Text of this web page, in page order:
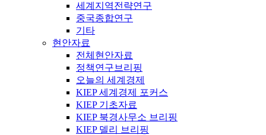
세계지역전략연구
중국종합연구
기타
현안자료
전체현안자료
정책연구브리핑
오늘의 세계경제
KIEP 세계경제 포커스
KIEP 기초자료
KIEP 북경사무소 브리핑
KIEP 델리 브리핑